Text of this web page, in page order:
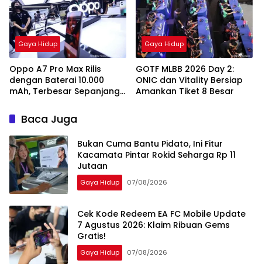
Gaya Hidup
Oppo A7 Pro Max Rilis
dengan Baterai 10.000
mAh, Terbesar Sepanjang
Gaya Hidup
GOTF MLBB 2026 Day 2:
ONIC dan Vitality Bersiap
Amankan Tiket 8 Besar
Baca Juga
Bukan Cuma Bantu Pidato, Ini Fitur
Kacamata Pintar Rokid Seharga Rp 11
Jutaan
Gaya Hidup 07/08/2026
Cek Kode Redeem EA FC Mobile Update
7 Agustus 2026: Klaim Ribuan Gems
Gratis!
Gaya Hidup 07/08/2026